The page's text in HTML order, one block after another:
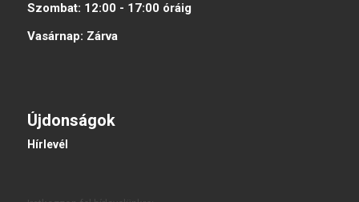
Szombat: 12:00 - 17:00 óráig
Vasárnap: Zárva
Újdonságok
Hírlevél